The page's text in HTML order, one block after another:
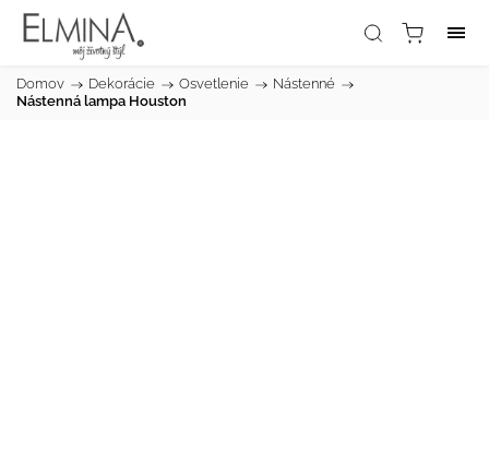
Domov / Dekorácie / Osvetlenie / Nástenné /
Nástenná lampa Houston